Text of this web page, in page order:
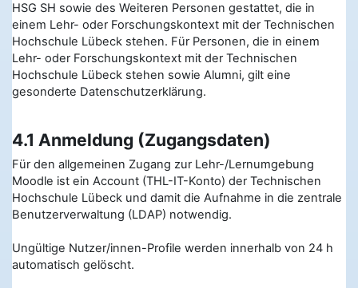
HSG SH sowie des Weiteren Personen gestattet, die in
einem Lehr- oder Forschungskontext mit der Technischen
Hochschule Lübeck stehen. Für Personen, die in einem
Lehr- oder Forschungskontext mit der Technischen
Hochschule Lübeck stehen sowie Alumni, gilt eine
gesonderte Datenschutzerklärung.
4.1 Anmeldung (Zugangsdaten)
Für den allgemeinen Zugang zur Lehr-/Lernumgebung
Moodle ist ein Account (THL-IT-Konto) der Technischen
Hochschule Lübeck und damit die Aufnahme in die zentrale
Benutzerverwaltung (LDAP) notwendig.
Ungültige Nutzer/innen-Profile werden innerhalb von 24 h
automatisch gelöscht.